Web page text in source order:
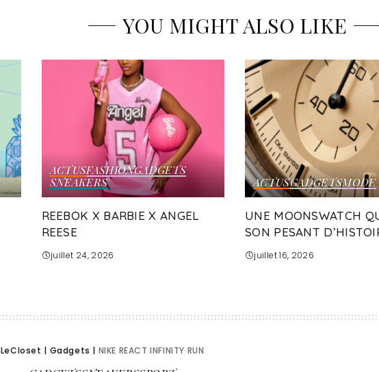
YOU MIGHT ALSO LIKE
ACTUSFASHIONGADGETS
SNEAKERS
REEBOK X BARBIE X ANGEL
REESE
juillet 24, 2026
ACTUSGADGETSMODE
UNE MOONSWATCH
SON PESANT
juillet 16, 2026
LeCloset | Gadgets | NIKE REACT INFINITY RUN